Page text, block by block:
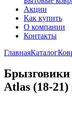
Акции
Как купить
О компании
Контакты
ГлавнаяКаталог
Брызговики
Atlas (18-21)